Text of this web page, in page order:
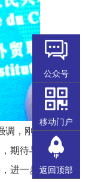
调，刚
期待与
进一步
公众号
移动门户
返回顶部